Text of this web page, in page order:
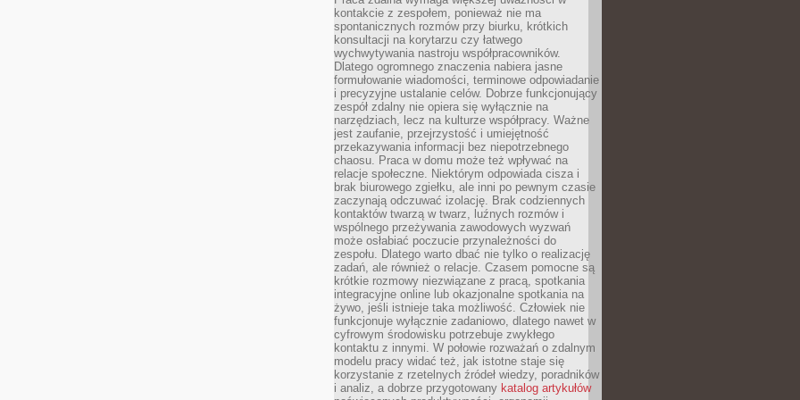
kontakcie z zespołem, ponieważ nie ma
spontanicznych rozmów przy biurku, krótkich
konsultacji na korytarzu czy łatwego
wychwytywania nastroju współpracowników.
Dlatego ogromnego znaczenia nabiera jasne
formułowanie wiadomości, terminowe odpowiadanie
i precyzyjne ustalanie celów. Dobrze funkcjonujący
zespół zdalny nie opiera się wyłącznie na
narzędziach, lecz na kulturze współpracy. Ważne
jest zaufanie, przejrzystość i umiejętność
przekazywania informacji bez niepotrzebnego
chaosu. Praca w domu może też wpływać na
relacje społeczne. Niektórym odpowiada cisza i
brak biurowego zgiełku, ale inni po pewnym czasie
zaczynają odczuwać izolację. Brak codziennych
kontaktów twarzą w twarz, luźnych rozmów i
wspólnego przeżywania zawodowych wyzwań
może osłabiać poczucie przynależności do
zespołu. Dlatego warto dbać nie tylko o realizację
zadań, ale również o relacje. Czasem pomocne są
krótkie rozmowy niezwiązane z pracą, spotkania
integracyjne online lub okazjonalne spotkania na
żywo, jeśli istnieje taka możliwość. Człowiek nie
funkcjonuje wyłącznie zadaniowo, dlatego nawet w
cyfrowym środowisku potrzebuje zwykłego
kontaktu z innymi. W połowie rozważań o zdalnym
modelu pracy widać też, jak istotne staje się
korzystanie z rzetelnych źródeł wiedzy, poradników
i analiz, a dobrze przygotowany katalog artykułów